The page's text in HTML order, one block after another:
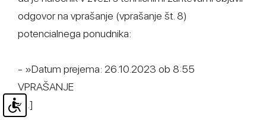
odgovor na vprašanje (vprašanje št. 8)
potencialnega ponudnika:
- »Datum prejema: 26.10.2023 ob 8:55
VPRAŠANJE
[…]